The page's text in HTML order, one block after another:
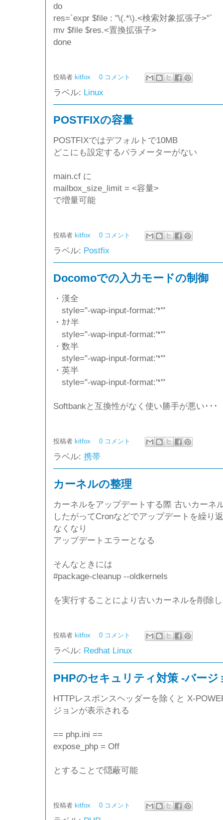
do
res=`expr $file : "\(.*\).<検索対象拡張子>"`
mv $file $res.<置換拡張子>
done
投稿者 kitfox 0 コメント
ラベル: Linux
POSTFIXの容量
POSTFIXではデフォルトで10MB
どこにも設定するパラメーターがない
main.cf に
mailbox_size_limit = <容量>
で増量可能
投稿者 kitfox 0 コメント
ラベル: Postfix
Docomoでの入力モードの制御
・漢全
style="-wap-input-format:'*'"
・ｶﾅ半
style="-wap-input-format:'*'"
・数半
style="-wap-input-format:'*'"
・英半
style="-wap-input-format:'*'"
Softbankと互換性がなく使い勝手が悪い･･･
投稿者 kitfox 0 コメント
ラベル: 携帯
カーネルの整理
カーネルをアップデートする際 古いカーネ
したがってCronなどでアップデートを繰り
なくなり
アップデートエラーとなる
そんなときには
#package-cleanup --oldkernels
を実行することにより古いカーネルを削除
投稿者 kitfox 0 コメント
ラベル: Redhat Linux
PHPのセキュリティ対策 -バージ
HTTPレスポンスヘッダーを除くと X-
ジョンが表示される
== php.ini ==
expose_php = Off
とすることで隠蔽可能
投稿者 kitfox 0 コメント